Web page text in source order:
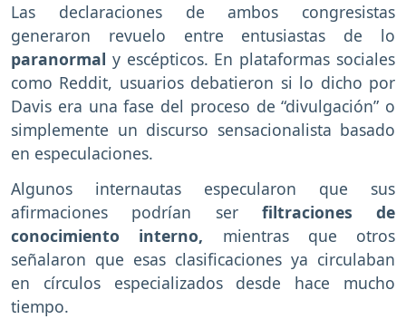
Las declaraciones de ambos congresistas
generaron revuelo entre entusiastas de lo
paranormal y escépticos. En plataformas sociales
como Reddit, usuarios debatieron si lo dicho por
Davis era una fase del proceso de “divulgación” o
simplemente un discurso sensacionalista basado
en especulaciones.
Algunos internautas especularon que sus
afirmaciones podrían serfiltraciones de
conocimiento interno, mientras que otros
señalaron que esas clasificaciones ya circulaban
en círculos especializados desde hace mucho
tiempo.